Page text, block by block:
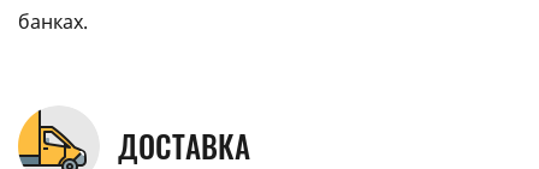
банках.
ДОСТАВКА